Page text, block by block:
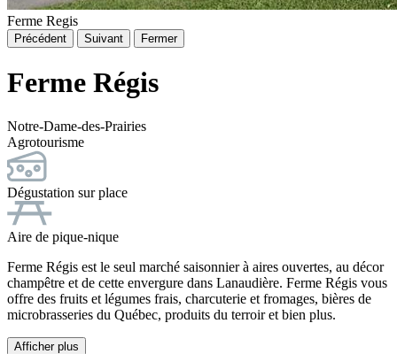
Ferme Regis
Précédent Suivant Fermer
Ferme Régis
Notre-Dame-des-Prairies
Agrotourisme
Dégustation sur place
Aire de pique-nique
Ferme Régis est le seul marché saisonnier à aires ouvertes, au décor
champêtre et de cette envergure dans Lanaudière. Ferme Régis vous
offre des fruits et légumes frais, charcuterie et fromages, bières de
microbrasseries du Québec, produits du terroir et bien plus.
Afficher plus